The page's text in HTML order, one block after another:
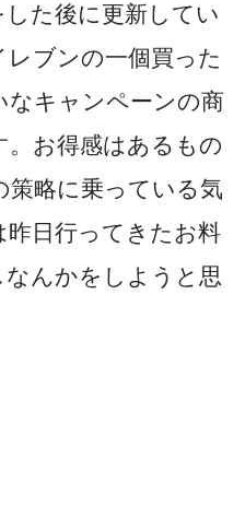
た後に更新してい
ブンの一個買った
なキャンペーンの商
お得感はあるもの
略に乗っている気
日行ってきたお料
んかをしようと思